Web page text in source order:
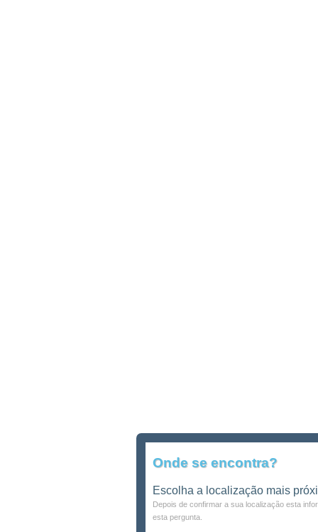
Onde se encontra?
Escolha a localização mais
Depois de confirmar a sua localização esta
esta pergunta.